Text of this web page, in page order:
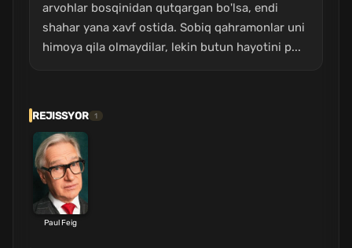
arvohlar bosqinidan qutqargan bo'lsa, endi
shahar yana xavf ostida. Sobiq qahramonlar uni
himoya qila olmaydilar, lekin butun hayotini p...
REJISSYOR 1
Paul Feig